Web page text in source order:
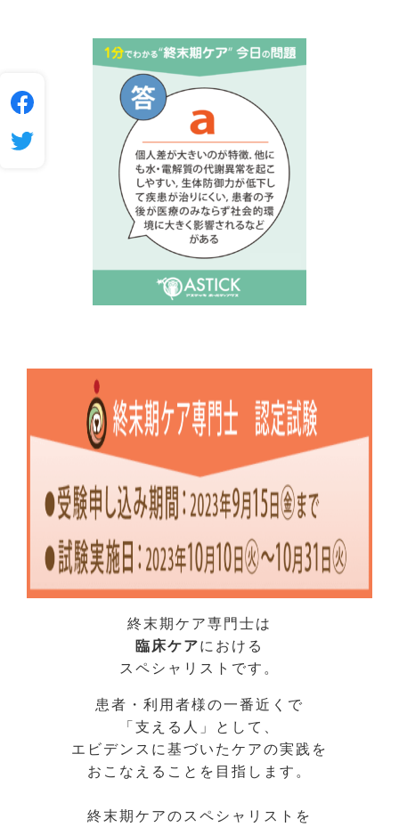
終末期ケア専門士は
臨床ケアにおける
スペシャリストです。
患者・利用者様の一番近くで
「支える人」として、
エビデンスに基づいたケアの実践を
おこなえることを目指します 。
終末期ケアのスペシャリストを